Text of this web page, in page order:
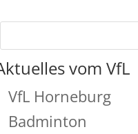
vom VfL
VfL Horneburg
Badminton